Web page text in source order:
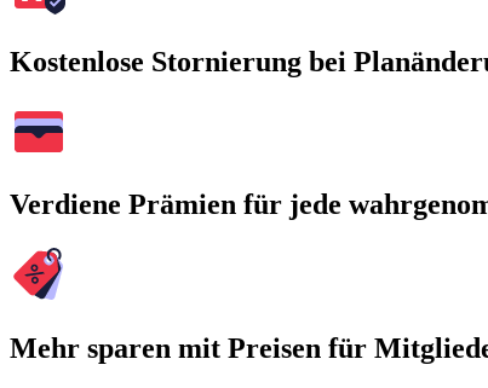
Kostenlose Stornierung bei
Verdiene Prämien für jede
Mehr sparen mit Preisen für